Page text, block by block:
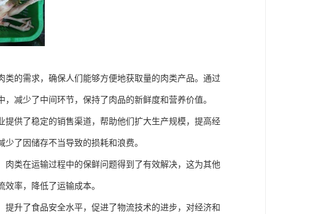
的需求，确保人们能够方便地获取量的肉类产品。通过
减少了中间环节，保持了肉品的新鲜度和营养价值。
供了稳定的销售渠道，帮助他们扩大生产规模，提高经
了因储存不当导致的损耗和浪费。
类在运输过程中的保鲜问题得到了有效解决，这为其他
率，降低了运输成本。
升了食品安全水平，促进了物流技术的进步，对经济和